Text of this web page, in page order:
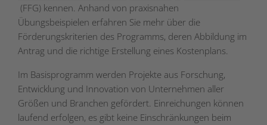
(FFG) kennen. Anhand von praxisnahen
Übungsbeispielen erfahren Sie mehr über die
Förderungskriterien des Programms, deren Abbildung im
Antrag und die richtige Erstellung eines Kostenplans.
Im Basisprogramm werden Projekte aus Forschung,
Entwicklung und Innovation von Unternehmen aller
Größen und Branchen gefördert. Einreichungen können
laufend erfolgen, es gibt keine Einschränkungen beim